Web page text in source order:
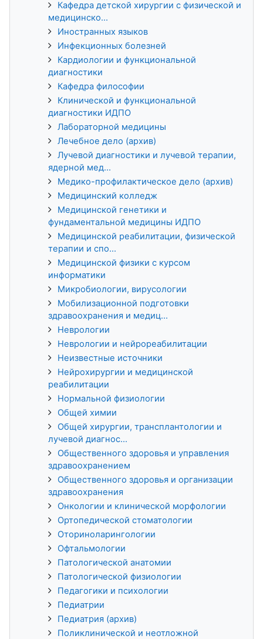
Кафедра детской хирургии с физической и
медицинско...
Иностранных языков
Инфекционных болезней
Кардиологии и функциональной
диагностики
Кафедра философии
Клинической и функциональной
диагностики ИДПО
Лабораторной медицины
Лечебное дело (архив)
Лучевой диагностики и лучевой терапии,
ядерной мед...
Медико-профилактическое дело (архив)
Медицинский колледж
Медицинской генетики и
фундаментальной медицины ИДПО
Медицинской реабилитации, физической
терапии и спо...
Медицинской физики с курсом
информатики
Микробиологии, вирусологии
Мобилизационной подготовки
здравоохранения и медиц...
Неврологии
Неврологии и нейрореабилитации
Неизвестные источники
Нейрохирургии и медицинской
реабилитации
Нормальной физиологии
Общей химии
Общей хирургии, трансплантологии и
лучевой диагнос...
Общественного здоровья и управления
здравоохранением
Общественного здоровья и организации
здравоохранения
Онкологии и клинической морфологии
Ортопедической стоматологии
Оториноларингологии
Офтальмологии
Патологической анатомии
Патологической физиологии
Педагогики и психологии
Педиатрии
Педиатрия (архив)
Поликлинической и неотложной